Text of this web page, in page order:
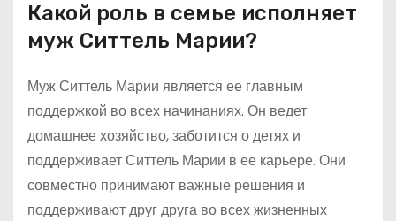
Какой роль в семье исполняет
муж Ситтель Марии?
Муж Ситтель Марии является ее главным
поддержкой во всех начинаниях. Он ведет
домашнее хозяйство, заботится о детях и
поддерживает Ситтель Марии в ее карьере. Они
совместно принимают важные решения и
поддерживают друг друга во всех жизненных